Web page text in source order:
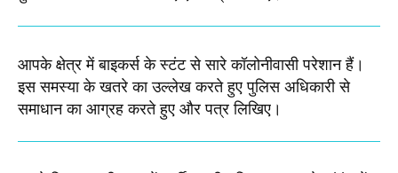
आपके क्षेत्र में बाइकर्स के स्टंट से सारे कॉलोनीवासी परेशान हैं।
इस समस्या के खतरे का उल्लेख करते हुए पुलिस अधिकारी से
समाधान का आग्रह करते हुए और पत्र लिखिए।